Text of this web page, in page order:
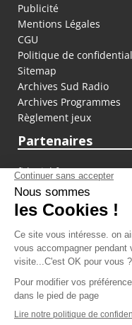
Publicité
Mentions Légales
CGU
Politique de
Sitemap
Archives Sud Radio
Archives Programmes
Règlement jeux
Partenaires
fiducial.fr
lyoncapitale.fr
olympique-et-
L'application
Les cookies